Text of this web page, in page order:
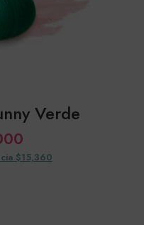
Verde
$15,360